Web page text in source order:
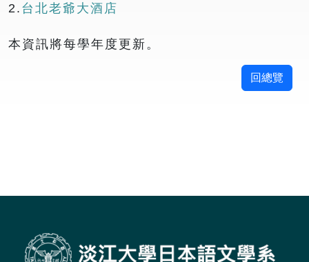
2. 台北老爺大酒店
本資訊將每學年度更新。
回總覽